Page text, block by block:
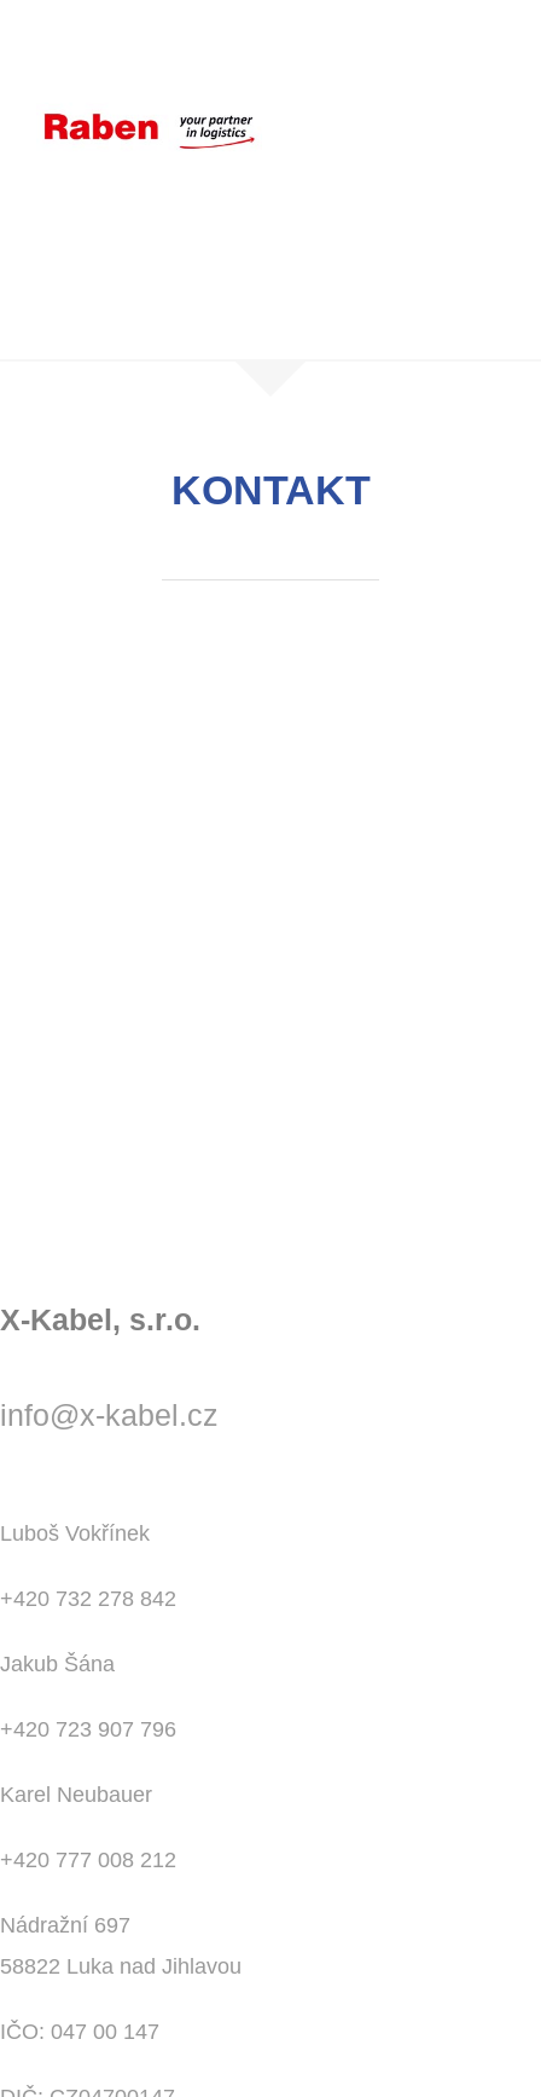
KONTAKT
X-Kabel, s.r.o.
info@x-kabel.cz
Luboš Vokřínek
+420 732 278 842
Jakub Šána
+420 723 907 796
Karel Neubauer
+420 777 008 212
Nádražní 697
58822 Luka nad Jihlavou
IČO: 047 00 147